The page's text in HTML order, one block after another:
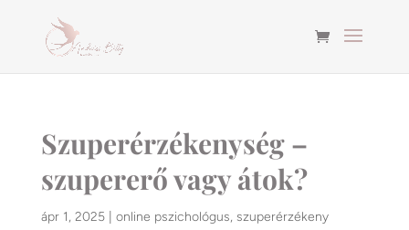
Szuperérzékenység –
szupererő vagy átok?
ápr 1, 2025| online pszichológus, szuperérzékeny